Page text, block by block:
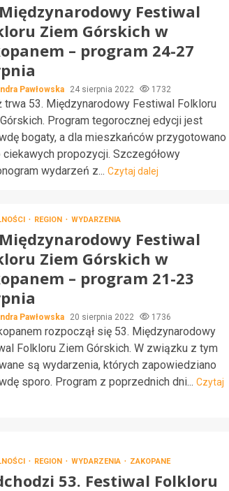
Festiwal
Ziem Górskich w
– program 24-27
Pawłowska 24 sierpnia 2022 1732
trwa 53. Międzynarodowy Festiwal Folkloru
Program tegorocznej edycji jest
bogaty, a dla mieszkańców przygotowano
ciekawych propozycji. Szczegółowy
wydarzeń z... Czytaj dalej
REGION WYDARZENIA
Festiwal
Ziem Górskich w
– program 21-23
Pawłowska 20 sierpnia 2022 1736
rozpoczął się 53. Międzynarodowy
Folkloru Ziem Górskich. W związku z tym
są wydarzenia, których zapowiedziano
sporo. Program z poprzednich dni... Czytaj
REGION WYDARZENIA ZAKOPANE
53. Festiwal Folkloru